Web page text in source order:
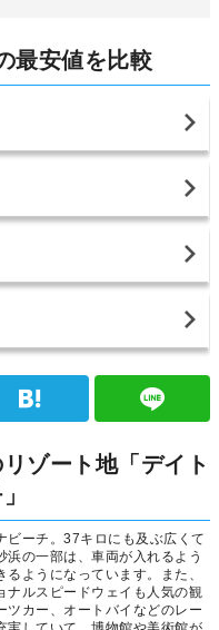
最安値を比較
ゾート地「デイト
ビーチ。37キロにも及ぶ広くて
の一部は、車両が入れるよう
ようになっています。また、
ナルスピードウェイも人気の観
ツカー、オートバイなどのレー